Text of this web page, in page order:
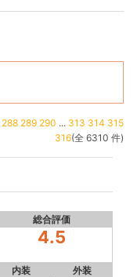
288 289 290 ... 313 314 315
316(全 6310 件)
総合評価
4.5
内装 外装